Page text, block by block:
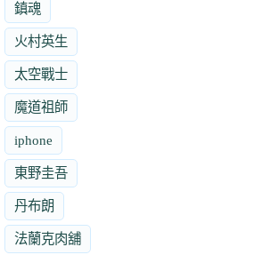
鎮魂
火村英生
太空戰士
魔道祖師
iphone
東野圭吾
丹布朗
法蘭克肉舖